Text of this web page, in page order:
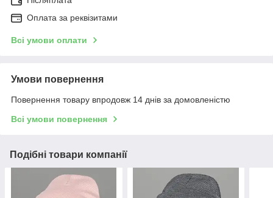
Оплата за реквізитами
Всі умови оплати
Умови повернення
Повернення товару впродовж 14 днів за домовленістю
Всі умови повернення
Подібні товари компанії